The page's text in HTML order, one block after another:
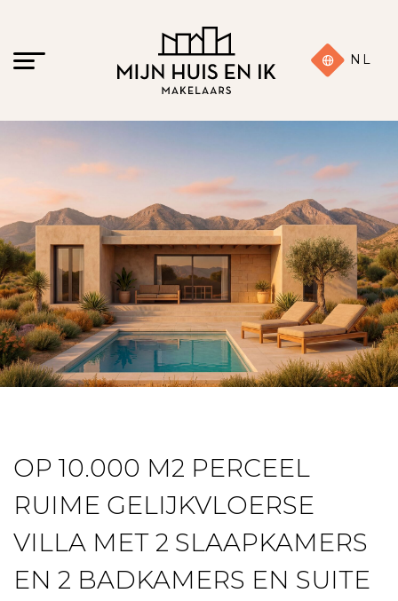
NL
20 foto's
OP 10.000 M2 PERCEEL
RUIME GELIJKVLOERSE
VILLA MET 2 SLAAPKAMERS
EN 2 BADKAMERS EN SUITE